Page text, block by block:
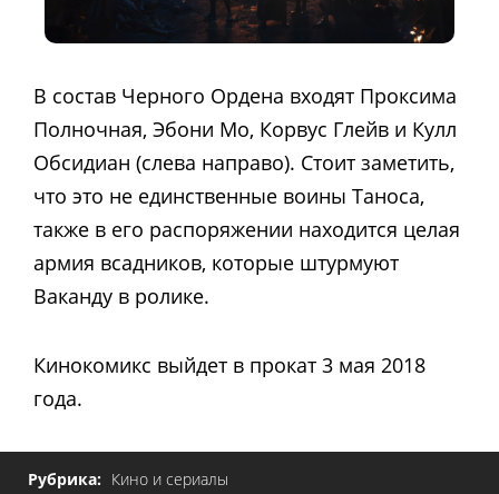
В состав Черного Ордена входят Проксима
Полночная, Эбони Мо, Корвус Глейв и Кулл
Обсидиан (слева направо). Стоит заметить,
что это не единственные воины Таноса,
также в его распоряжении находится целая
армия всадников, которые штурмуют
Ваканду в ролике.
Кинокомикс выйдет в прокат 3 мая 2018
года.
Рубрика: Кино и сериалы